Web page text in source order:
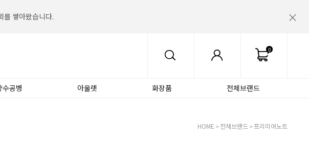
를 쌓아왔습니다.
핑몰입니다. 0
수공병 아울렛 화장품 전체브랜드
HOME >전체브랜드 >프리미어노트